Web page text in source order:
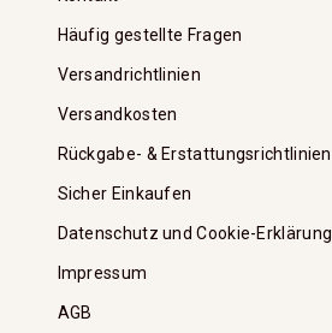
Häufig gestellte Fragen
Versandrichtlinien
Versandkosten
Rückgabe- & Erstattungsrichtlinien
Sicher Einkaufen
Datenschutz und Cookie-Erklärung
Impressum
AGB